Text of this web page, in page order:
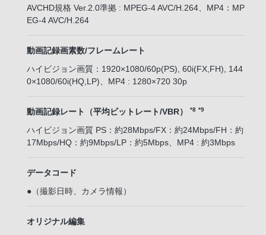
AVCHD規格 Ver.2.0準拠 : MPEG-4 AVC/H.264、MP4：MP
EG-4 AVC/H.264
動画記録画素数/フレームレート
ハイビジョン画質：1920×1080/60p(PS), 60i(FX,FH), 144
0×1080/60i(HQ,LP)、MP4 : 1280×720 30p
動画記録レート（平均ビットレート/VBR） *8 *9
ハイビジョン画質 PS：約28Mbps/FX：約24Mbps/FH：約
17Mbps/HQ：約9Mbps/LP：約5Mbps、MP4 : 約3Mbps
データコード
●（撮影日時、カメラ情報）
オリジナル編集